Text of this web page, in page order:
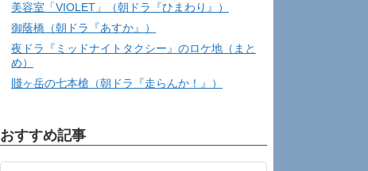
美容室「VIOLET」（朝ドラ『ひまわり』）
御蔭橋（朝ドラ『あすか』）
夜ドラ『ミッドナイトタクシー』のロケ地（まと
め）
賤ヶ岳の七本槍（朝ドラ『走らんか！』）
おすすめ記事